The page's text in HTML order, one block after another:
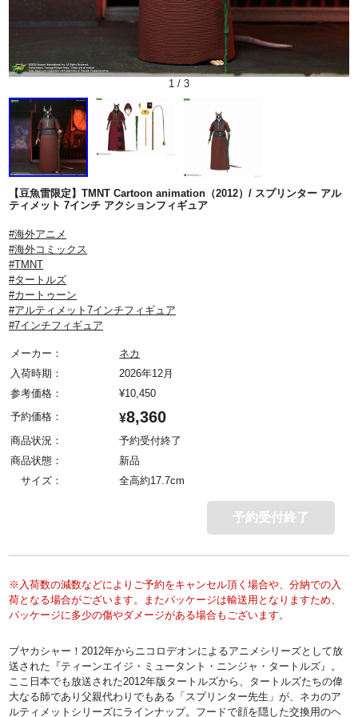
1 / 3
【豆魚雷限定】TMNT Cartoon animation（2012）/ スプリンター アル
ティメット 7インチ アクションフィギュア
#海外アニメ
#海外コミックス
#TMNT
#タートルズ
#カートゥーン
#アルティメット7インチフィギュア
#7インチフィギュア
メーカー：
ネカ
入荷時期：
2026年12月
参考価格：
¥10,450
予約価格：
¥8,360
商品状況：
予約受付終了
商品状態：
新品
サイズ：
全高約17.7cm
予約受付終了
※入荷数の減数などによりご予約をキャンセル頂く場合や、分納での入
荷となる場合がございます。またパッケージは輸送用となりますため、
パッケージに多少の傷やダメージがある場合もございます。
ブヤカシャー！2012年からニコロデオンによるアニメシリーズとして放
送された『ティーンエイジ・ミュータント・ニンジャ・タートルズ』。
ここ日本でも放送された2012年版タートルズから、タートルズたちの偉
大なる師であり父親代わりでもある「スプリンター先生」が、ネカのア
ルティメットシリーズにラインナップ。フードで顔を隠した交換用のヘ